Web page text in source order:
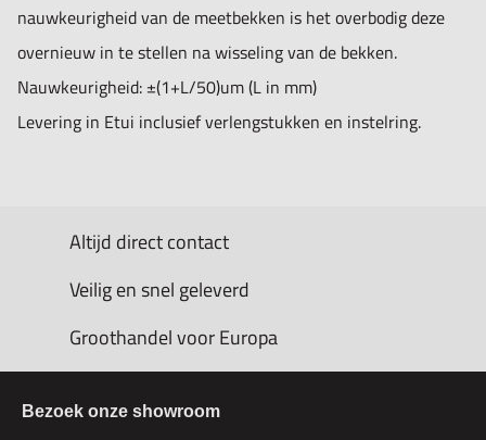
nauwkeurigheid van de meetbekken is het overbodig deze
overnieuw in te stellen na wisseling van de bekken.
Nauwkeurigheid: ±(1+L/50)um (L in mm)
Levering in Etui inclusief verlengstukken en instelring.
Altijd direct contact
Veilig en snel geleverd
Groothandel voor Europa
Bezoek onze showroom